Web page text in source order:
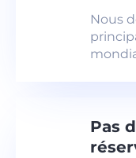
Nous
Pas